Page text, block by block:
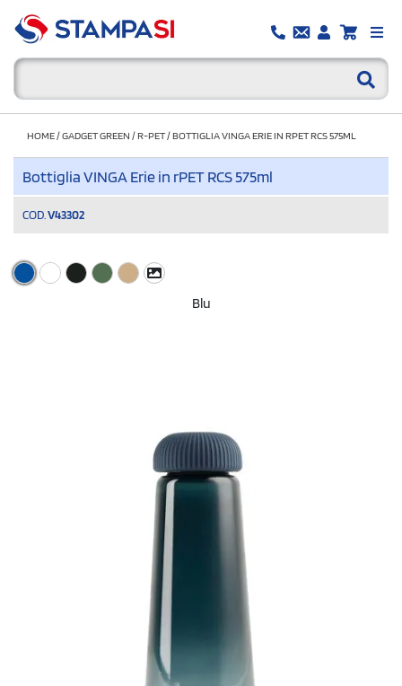
HOME/GADGET GREEN /R-PET/BOTTIGLIA VINGA ERIE IN RPET RCS 575ML
Bottiglia VINGA Erie in rPET RCS 575ml
COD. V43302
Blu